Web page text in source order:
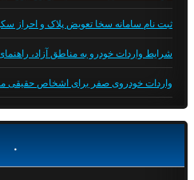
ثبت نام سامانه سخا تعویض پلاک و احراز
شرایط واردات خودرو به مناطق آزاد،
واردات خودروی صفر برای اشخاص حقیقی
.